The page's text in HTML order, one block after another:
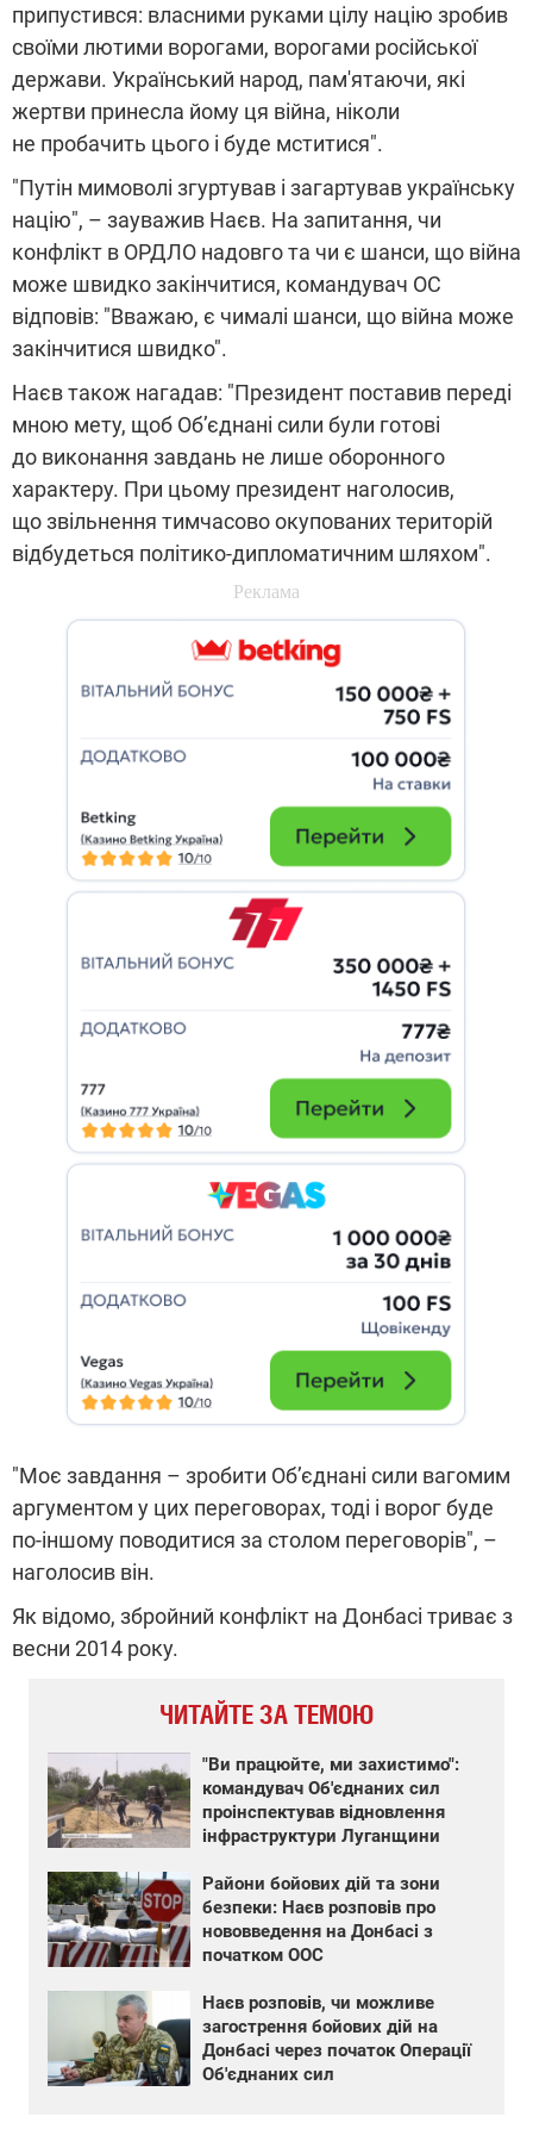
припустився: власними руками цілу націю зробив
своїми лютими ворогами, ворогами російської
держави. Український народ, пам'ятаючи, які
жертви принесла йому ця війна, ніколи
не пробачить цього і буде мститися".
"Путін мимоволі згуртував і загартував українську
націю", – зауважив Наєв. На запитання, чи
конфлікт в ОРДЛО надовго та чи є шанси, що війна
може швидко закінчитися, командувач ОС
відповів: "Вважаю, є чималі шанси, що війна може
закінчитися швидко".
Наєв також нагадав: "Президент поставив переді
мною мету, щоб Об’єднані сили були готові
до виконання завдань не лише оборонного
характеру. При цьому президент наголосив,
що звільнення тимчасово окупованих територій
відбудеться політико-дипломатичним шляхом".
"Моє завдання – зробити Об’єднані сили вагомим
аргументом у цих переговорах, тоді і ворог буде
по-іншому поводитися за столом переговорів", –
наголосив він.
Як відомо, збройний конфлікт на Донбасі триває з
весни 2014 року.
ЧИТАЙТЕ ЗА ТЕМОЮ
"Ви працюйте, ми захистимо":
командувач Об'єднаних сил
проінспектував відновлення
інфраструктури Луганщини
Райони бойових дій та зони
безпеки: Наєв розповів про
нововведення на Донбасі з
початком ООС
Наєв розповів, чи можливе
загострення бойових дій на
Донбасі через початок Операції
Об'єднаних сил